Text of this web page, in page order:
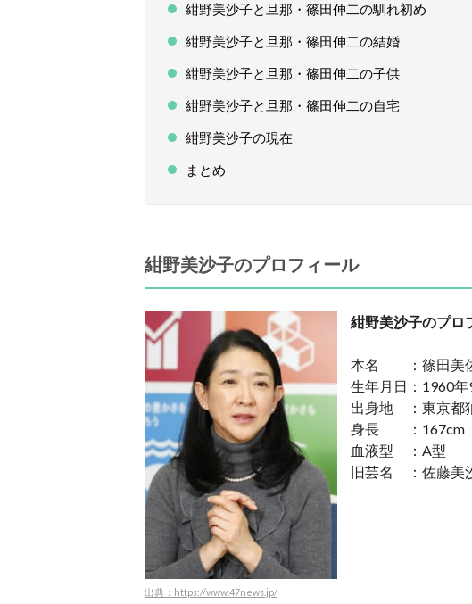
紺野美沙子と旦那・篠田伸二の馴れ初め
紺野美沙子と旦那・篠田伸二の結婚
紺野美沙子と旦那・篠田伸二の子供
紺野美沙子と旦那・篠田伸二の自宅
紺野美沙子の現在
まとめ
紺野美沙子のプロフィール
出典：https://www.47news.jp/
紺野美沙子のプロ
本名 ：篠田美佐
生年月日：1960年
出身地 ：東京都
身長 ：167cm
血液型 ：A型
旧芸名 ：佐藤美